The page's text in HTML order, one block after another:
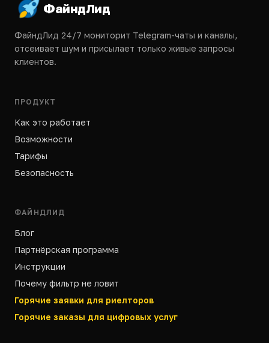
ФайндЛид
ФайндЛид 24/7 мониторит Telegram-чаты и каналы,
отсеивает шум и присылает только живые запросы
клиентов.
ПРОДУКТ
Как это работает
Возможности
Тарифы
Безопасность
ФАЙНДЛИД
Блог
Партнёрская программа
Инструкции
Почему фильтр не ловит
Горячие заявки для риелторов
Горячие заказы для цифровых услуг